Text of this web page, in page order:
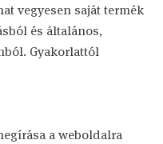
vegyesen saját termék
és általános,
Gyakorlattól
a weboldalra